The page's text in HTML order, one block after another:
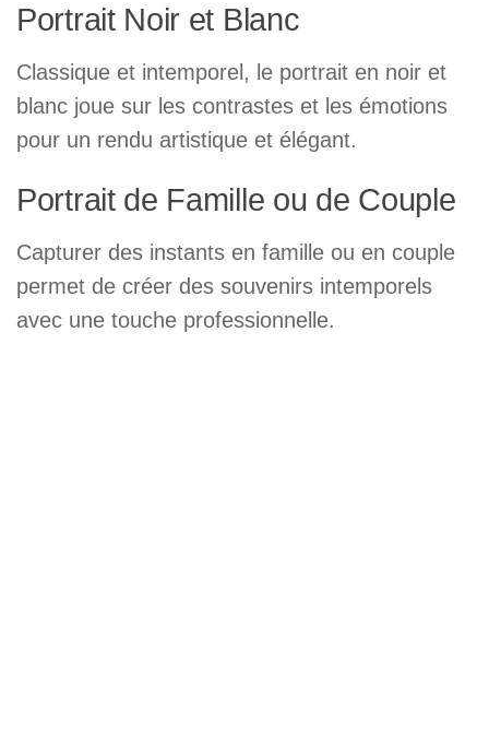
Portrait Noir et Blanc
Classique et intemporel, le portrait en noir et
blanc joue sur les contrastes et les émotions
pour un rendu artistique et élégant.
Portrait de Famille ou de Couple
Capturer des instants en famille ou en couple
permet de créer des souvenirs intemporels
avec une touche professionnelle.